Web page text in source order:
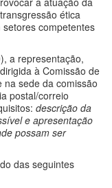
ética
competentes
a representação,
à Comissão de
na sede da comissão
postal/correio
descrição da
e apresentação
possam ser
das seguintes